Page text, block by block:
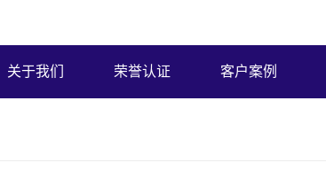
关于我们 荣誉认证 客户案例